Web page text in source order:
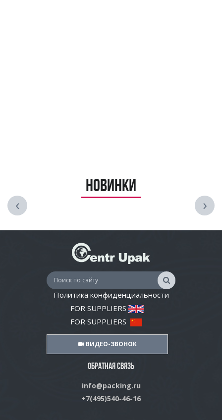
Новинки
‹ ›
Политика конфиденциальности
FOR SUPPLIERS
FOR SUPPLIERS
ВИДЕО-ЗВОНОК
ОБРАТНАЯ СВЯЗЬ
info@packing.ru
+7(495)540-46-16